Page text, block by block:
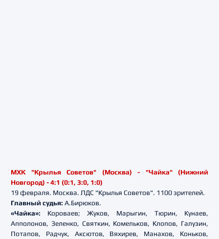
МХК "Крылья Советов" (Москва) - "Чайка" (Нижний
Новгород) - 4:1 (0:1, 3:0, 1:0)
19 февраля. Москва. ЛДС "Крылья Советов". 1100 зрителей.
Главный судья: А.Бирюков.
«Чайка»: Короваев; Жуков, Марыгин, Тюрин, Кунаев,
Апполонов, Зеленко, Святкин, Комельков, Клопов, Галузин,
Потапов, Радчук, Аксютов, Вяхирев, Манахов, Коньков,